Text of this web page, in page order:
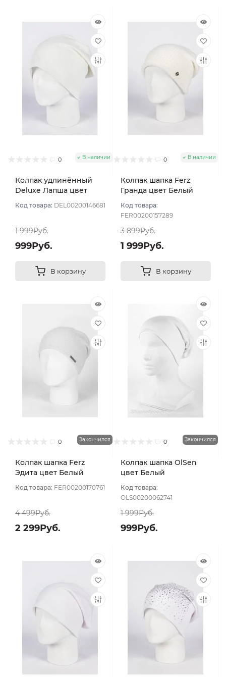
0 В наличии
Колпак удлинённый
Deluxe Лапша цвет
Код товара: DEL00200146681
1 999Руб.
999Руб.
В корзину
0 В наличии
Колпак шапка Ferz
Гранда цвет Белый
Код товара:
FER00200157289
3 899Руб.
1 999Руб.
В корзину
0 Закончился
Колпак шапка Ferz
Эдита цвет Белый
Код товара: FER00200170761
4 499Руб.
2 299Руб.
0 Закончился
Колпак шапка OlSen
цвет Белый
Код товара:
OLS00200062741
1 999Руб.
999Руб.